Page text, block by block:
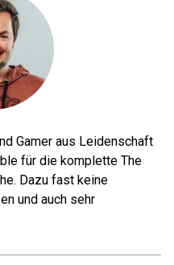
Gamer aus Leidenschaft
für die komplette The
Dazu fast keine
und auch sehr